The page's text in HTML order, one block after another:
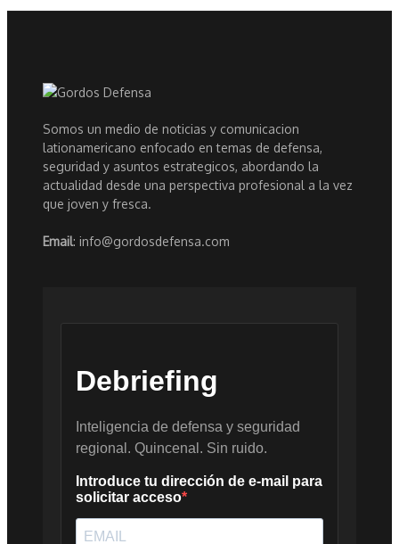
Somos un medio de noticias y comunicacion
lationamericano enfocado en temas de defensa,
seguridad y asuntos estrategicos, abordando la
actualidad desde una perspectiva profesional a la vez
que joven y fresca.
Email: info@gordosdefensa.com